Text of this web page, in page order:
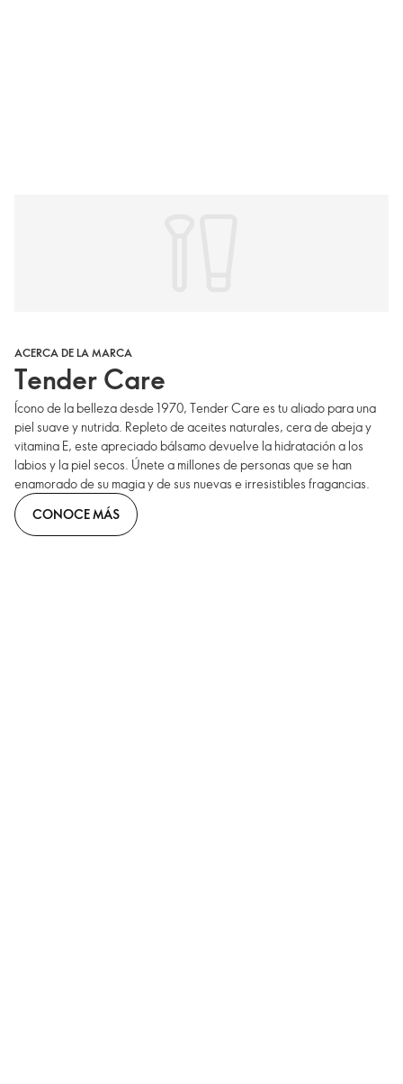
ACERCA DE LA MARCA
Tender Care
Ícono de la belleza desde 1970, Tender Care es tu aliado para una
piel suave y nutrida. Repleto de aceites naturales, cera de abeja y
vitamina E, este apreciado bálsamo devuelve la hidratación a los
labios y la piel secos. Únete a millones de personas que se han
enamorado de su magia y de sus nuevas e irresistibles fragancias.
CONOCE MÁS